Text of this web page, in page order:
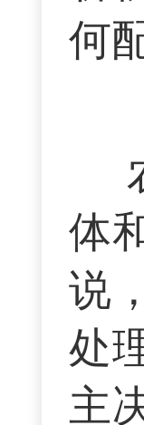
何
体
说
处
主